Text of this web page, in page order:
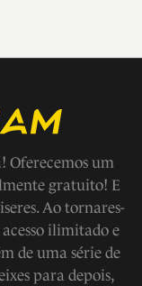
Oferecemos um
gratuito! E
Ao tornares-
ilimitado e
de uma série de
para depois,